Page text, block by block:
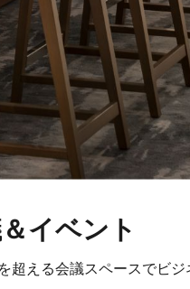
イベント
超える会議スペースでビ